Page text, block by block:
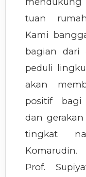
tuan
Kami
bagian dari
peduli
akan
positif bagi
dan
tingkat
Komarudin.
Prof.